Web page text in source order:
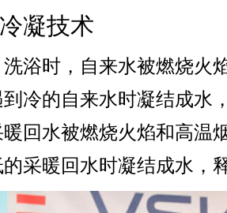
凝技术
浴时，自来水被燃烧火
冷的自来水时凝结成水
回水被燃烧火焰和高温
采暖回水时凝结成水，